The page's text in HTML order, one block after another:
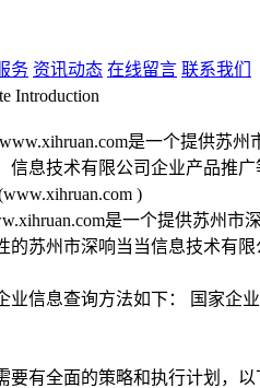
务 资讯动态 在线留言 联系我们
Introduction
)
是一个提供苏州
苏州市深响当当信息技术有限
业信息查询方法如下： 国家
有全面的策略和执行计划，